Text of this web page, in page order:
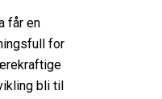
får en
for
bli til